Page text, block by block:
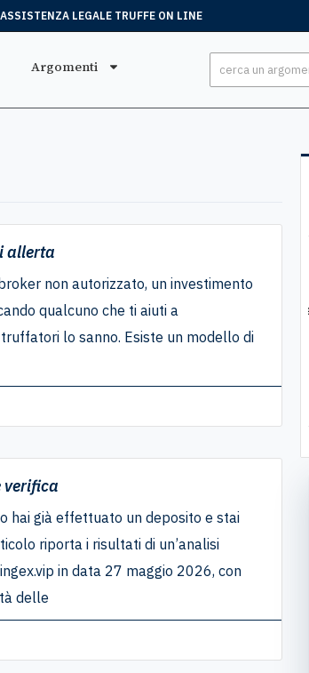
ASSISTENZA LEGALE TRUFFE ON LINE
Argomenti
allerta
non autorizzato, un investimento
qualcuno che ti aiuti a
lo sanno. Esiste un modello di
verifica
hai già effettuato un deposito e stai
riporta i risultati di un’analisi
in data 27 maggio 2026, con
delle
perfetto
stato truffato. Mi sono rivolto all'associazione e
riuscito a ottenere soddisfazione